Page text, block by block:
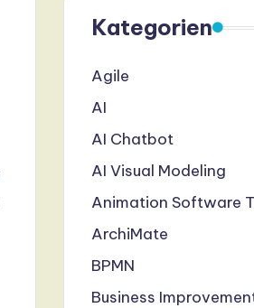
Kategorien
Agile
AI
AI Chatbot
AI Visual Modeling
Animation Software
ArchiMate
BPMN
Business